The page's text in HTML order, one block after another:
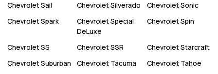
ChevroletSail ChevroletSilverado ChevroletSonic
ChevroletSpark ChevroletSpecial
DeLuxe
ChevroletSpin
ChevroletSS ChevroletSSR ChevroletStarcraft
ChevroletSuburban Chevrolet Tacuma Chevrolet Tahoe